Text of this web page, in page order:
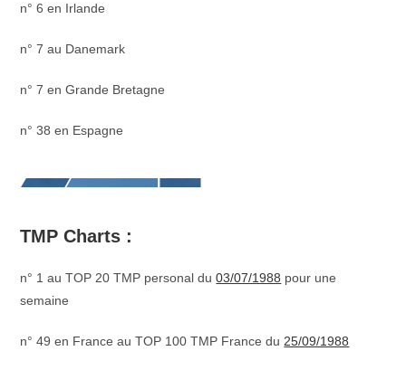
n° 6 en Irlande
n° 7 au Danemark
n° 7 en Grande Bretagne
n° 38 en Espagne
TMP Charts :
n° 1 au TOP 20 TMP personal du03/07/1988 pour une
semaine
n° 49 en France au TOP 100 TMP France du 25/09/1988